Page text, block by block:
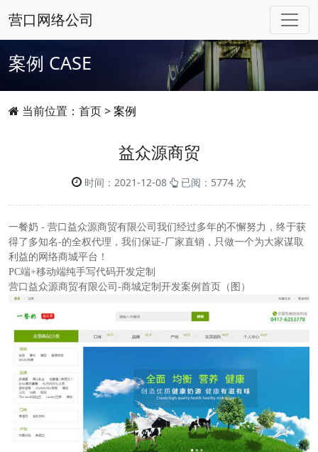
营口网络公司
案例 CASE
当前位置： 首页>案例
益众源商贸
时间：2021-12-08 已阅：5774 次
一餐奶 - 营口益众源商贸有限公司我们经过多年的不懈努力，终于获
得了多知名-的全权代理，我们保证-厂家直销，只做一个为大家谋取
利益的网络商城平台！
PC端+移动端纯手写代码开发定制
营口益众源商贸有限公司-商城定制开发案例首页（图）